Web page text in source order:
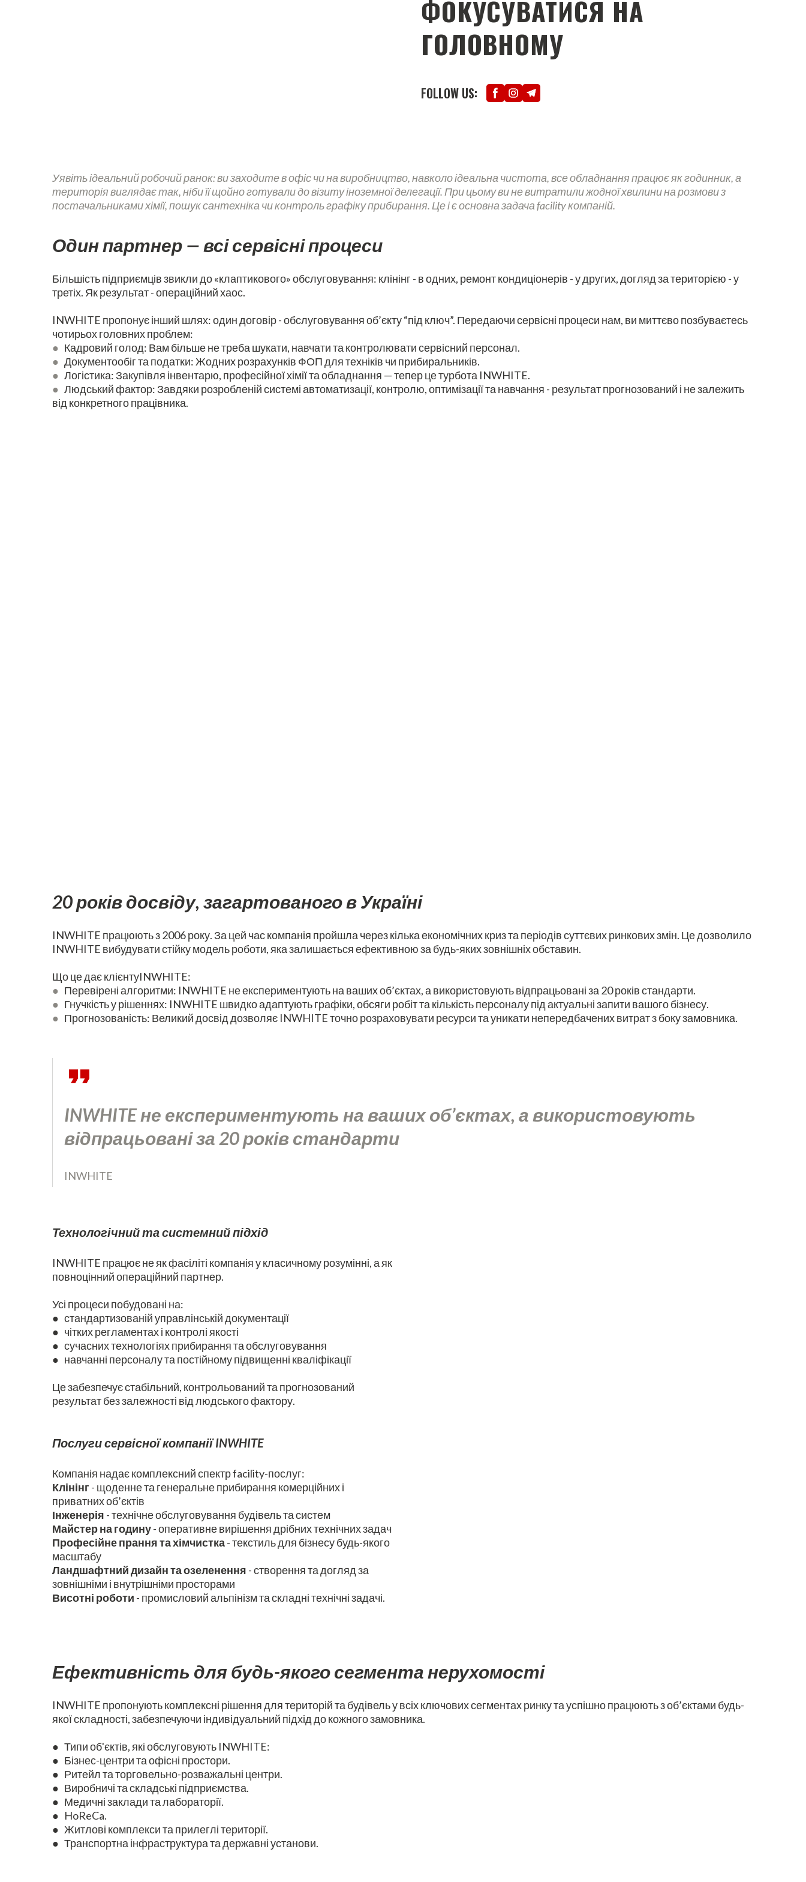
ФОКУСУВАТИСЯ НА
ГОЛОВНОМУ
FOLLOW US:
Уявіть ідеальний робочий ранок: ви заходите в офіс чи на виробництво, навколо ідеальна чистота, все обладнання працює як годинник, а
територія виглядає так, ніби її щойно готували до візиту іноземної делегації. При цьому ви не витратили жодної хвилини на розмови з
постачальниками хімії, пошук сантехніка чи контроль графіку прибирання. Це і є основна задача facility компаній.
Один партнер — всі сервісні процеси
Більшість підприємців звикли до «клаптикового» обслуговування: клінінг - в одних, ремонт кондиціонерів - у других, догляд за територією - у
третіх. Як результат - операційний хаос.
INWHITE пропонує інший шлях: один договір - обслуговування об’єкту “під ключ”. Передаючи сервісні процеси нам, ви миттєво позбуваєтесь
чотирьох головних проблем:
● Кадровий голод: Вам більше не треба шукати, навчати та контролювати сервісний персонал.
● Документообіг та податки: Жодних розрахунків ФОП для техніків чи прибиральників.
● Логістика: Закупівля інвентарю, професійної хімії та обладнання — тепер це турбота INWHITE.
● Людський фактор: Завдяки розробленій системі автоматизації, контролю, оптимізації та навчання - результат прогнозований і не залежить
від конкретного працівника.
20 років досвіду, загартованого в Україні
INWHITE працюють з 2006 року. За цей час компанія пройшла через кілька економічних криз та періодів суттєвих ринкових змін. Це дозволило
INWHITE вибудувати стійку модель роботи, яка залишається ефективною за будь-яких зовнішніх обставин.
Що це дає клієнтуINWHITE:
● Перевірені алгоритми: INWHITE не експериментують на ваших об’єктах, а використовують відпрацьовані за 20 років стандарти.
● Гнучкість у рішеннях: INWHITE швидко адаптують графіки, обсяги робіт та кількість персоналу під актуальні запити вашого бізнесу.
● Прогнозованість: Великий досвід дозволяє INWHITE точно розраховувати ресурси та уникати непередбачених витрат з боку замовника.
INWHITE не експериментують на ваших об’єктах, а використовують
відпрацьовані за 20 років стандарти
INWHITE
Технологічний та системний підхід
INWHITE працює не як фасіліті компанія у класичному розумінні, а як
повноцінний операційний партнер.
Усі процеси побудовані на:
● стандартизованій управлінській документації
● чітких регламентах і контролі якості
● сучасних технологіях прибирання та обслуговування
● навчанні персоналу та постійному підвищенні кваліфікації
Це забезпечує стабільний, контрольований та прогнозований
результат без залежності від людського фактору.
Послуги сервісної компанії INWHITE
Компанія надає комплексний спектр facility-послуг:
Клінінг - щоденне та генеральне прибирання комерційних і
приватних об’єктів
Інженерія - технічне обслуговування будівель та систем
Майстер на годину- оперативне вирішення дрібних технічних задач
Професійне прання та хімчистка- текстиль для бізнесу будь-якого
масштабу
Ландшафтний дизайн та озеленення - створення та догляд за
зовнішніми і внутрішніми просторами
Висотні роботи - промисловий альпінізм та складні технічні задачі.
Ефективність для будь-якого сегмента нерухомості
INWHITE пропонують комплексні рішення для територій та будівель у всіх ключових сегментах ринку та успішно працюють з об’єктами будь-
якої складності, забезпечуючи індивідуальний підхід до кожного замовника.
● Типи об'єктів, які обслуговують INWHITE:
● Бізнес-центри та офісні простори.
● Ритейл та торговельно-розважальні центри.
● Виробничі та складські підприємства.
● Медичні заклади та лабораторії.
● HoReCa.
● Житлові комплекси та прилеглі території.
● Транспортна інфраструктура та державні установи.